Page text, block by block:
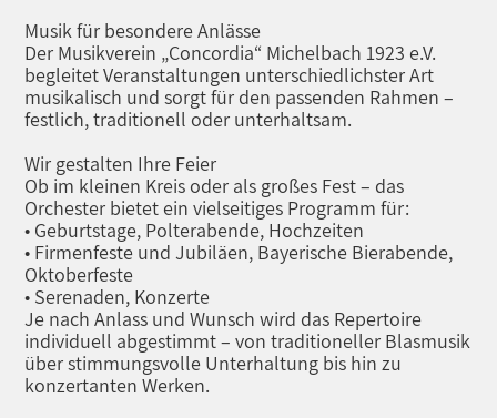
Musik für besondere Anlässe
Der Musikverein „Concordia“ Michelbach 1923 e.V.
begleitet Veranstaltungen unterschiedlichster Art
musikalisch und sorgt für den passenden Rahmen –
festlich, traditionell oder unterhaltsam.
Wir gestalten Ihre Feier
Ob im kleinen Kreis oder als großes Fest – das
Orchester bietet ein vielseitiges Programm für:
• Geburtstage, Polterabende, Hochzeiten
• Firmenfeste und Jubiläen, Bayerische Bierabende,
Oktoberfeste
• Serenaden, Konzerte
Je nach Anlass und Wunsch wird das Repertoire
individuell abgestimmt – von traditioneller Blasmusik
über stimmungsvolle Unterhaltung bis hin zu
konzertanten Werken.